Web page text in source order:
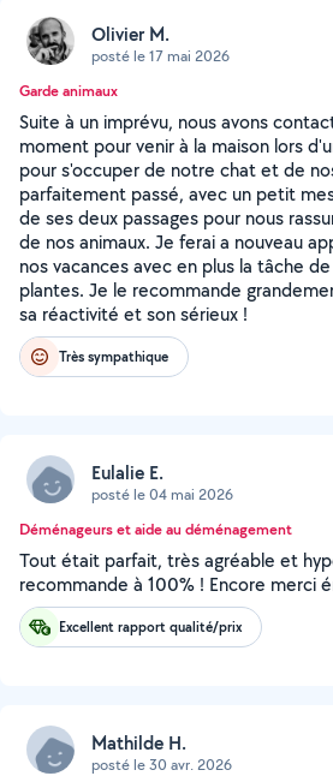
Olivier M.
posté le 17 mai 2026
Garde animaux
Suite à un imprévu, nous avons
moment pour venir à la maison lors
pour s'occuper de notre chat et de
parfaitement passé, avec un petit
de ses deux passages pour nous
de nos animaux. Je ferai a nouveau
nos vacances avec en plus la tâche
plantes. Je le recommande
sa réactivité et son sérieux !
Très sympathique
Eulalie E.
posté le 04 mai 2026
Déménageurs et aide au déménagement
Tout était parfait, très agréable et
recommande à 100% ! Encore merci
Excellent rapport qualité/prix
Mathilde H.
posté le 30 avr. 2026